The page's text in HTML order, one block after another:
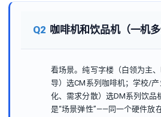
Q2 咖啡机和饮品机（一机多
看场景。纯写字楼（白领为主
导）选CM系列咖啡机；学校/
化、需求分散）选DM系列饮品
是“场景弹性”——同一个硬件放